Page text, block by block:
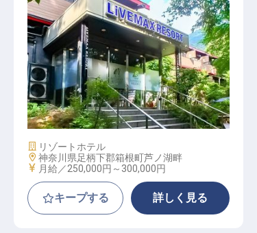
調理スタッフ｜月給27万円～30万円
／寮費2万円控除／箱根・芦ノ湖の
絶景／洋食経験者歓迎
施設業態
リゾートホテル
勤務地
神奈川県足柄下郡箱根町芦ノ湖畔
給与
月給／250,000円～ 300,000円
キープする 詳しく見る